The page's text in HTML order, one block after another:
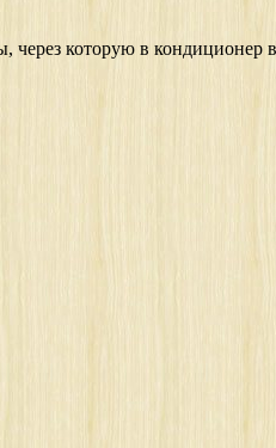
которую в кондиционер